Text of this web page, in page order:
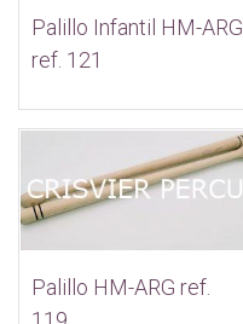
Palillo Infantil HM-ARG
ref. 121
Palillo HM-ARG ref.